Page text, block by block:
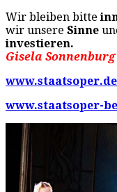
Wir bleiben bitte
wir unsere Sinne
investieren.
Gisela Sonnenburg
www.staatsoper.de
www.staatsoper-